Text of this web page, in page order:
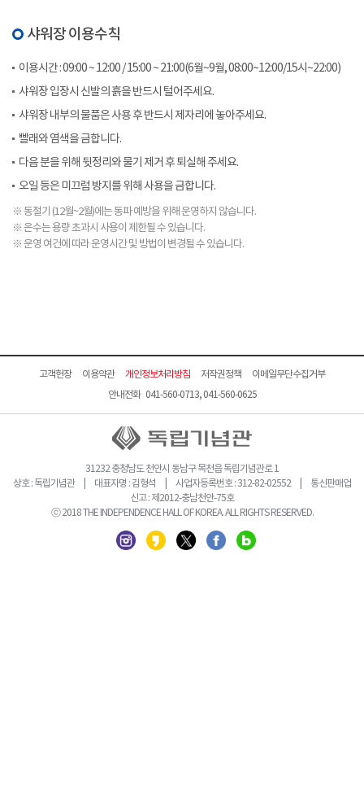
샤워장 이용수칙
이용시간 : 09:00 ~ 12:00 / 15:00 ~ 21:00(6월~9월, 08:00~12:00/15시~22:00)
샤워장 입장시 신발의 흙을 반드시 털어주세요.
샤워장 내부의 물품은 사용 후 반드시 제자리에 놓아주세요.
빨래와 염색을 금합니다.
다음 분을 위해 뒷정리와 물기 제거 후 퇴실해 주세요.
오일 등은 미끄럼 방지를 위해 사용을 금합니다.
※ 동절기 (12월~2월)에는 동파 예방을 위해 운영하지 않습니다.
※ 온수는 용량 초과시 사용이 제한될 수 있습니다.
※ 운영 여건에 따라 운영시간 및 방법이 변경될 수 있습니다.
고객헌장 이용약관 개인정보처리방침 저작권정책
이메일무단수집거부
안내전화 041-560-0713, 041-560-0625
31232 충청남도 천안시 동남구 목천읍 독립기념관로 1
상호 : 독립기념관 | 대표자명 : 김형석 | 사업자등록번호 : 312-82-02552 | 통신판매업
신고 : 제2012-충남천안-75호
ⓒ 2018 THE INDEPENDENCE HALL OF KOREA. ALL RIGHTS RESERVED.